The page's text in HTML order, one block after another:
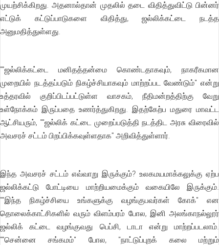
முயற்சிக்கிறது. அதனால்தான் முதலில் தடை விதித்துவிட்டு பின்னர்
எட்டுக் கட்டுப்பாடுகளை விதித்து, ஜல்லிக்கட்டை நடத்த
அனுமதித்துள்ளது.
""ஜல்லிக்கட்டை மனிதத்தன்மை கொண்டதாகவும், நாகரீகமான
முறையில் நடத்தப்படும் நிகழ்ச்சியாகவும் மாற்றப்பட வேண்டும்'' என்று
உத்தரவில் குறிப்பிடப்பட்டுள்ள வாசகம், நீதிமன்றத்திற்கு வேறு
உள்நோக்கம் இருப்பதை உணர்த்துகிறது. இதற்கேற்ப மதுரை மாவட்ட
ஆட்சியரும், ""ஜல்லிக் கட்டை முறைப்படுத்தி நடத்திட அரசு விரைவில்
அவசரச் சட்டம் பிறப்பிக்கவுள்ளதாக'' அறிவித்துள்ளார்.
இந்த அவசரச் சட்டம் எவ்வாறு இருக்கும்? உலகமயமாக்கலுக்கு ஏற்ப
ஜல்லிக்கட்டு போட்டியை மாற்றியமைக்கும் வகையிலே இருக்கும்.
""இந்த நிகழ்ச்சியை உங்களுக்கு வழங்குபவர்கள் கோக்'' என
தொலைக்காட்சிகளில் வரும் விளம்பரம் போல, இனி அலங்காநல்லூர்
ஜல்லிக் கட்டை வழங்குவது பெப்சி, டாடா என்று மாற்றப்படலாம்.
""சென்னை சங்கமம்'' போல, "நாட்டுப்புறக் கலை மற்றும்